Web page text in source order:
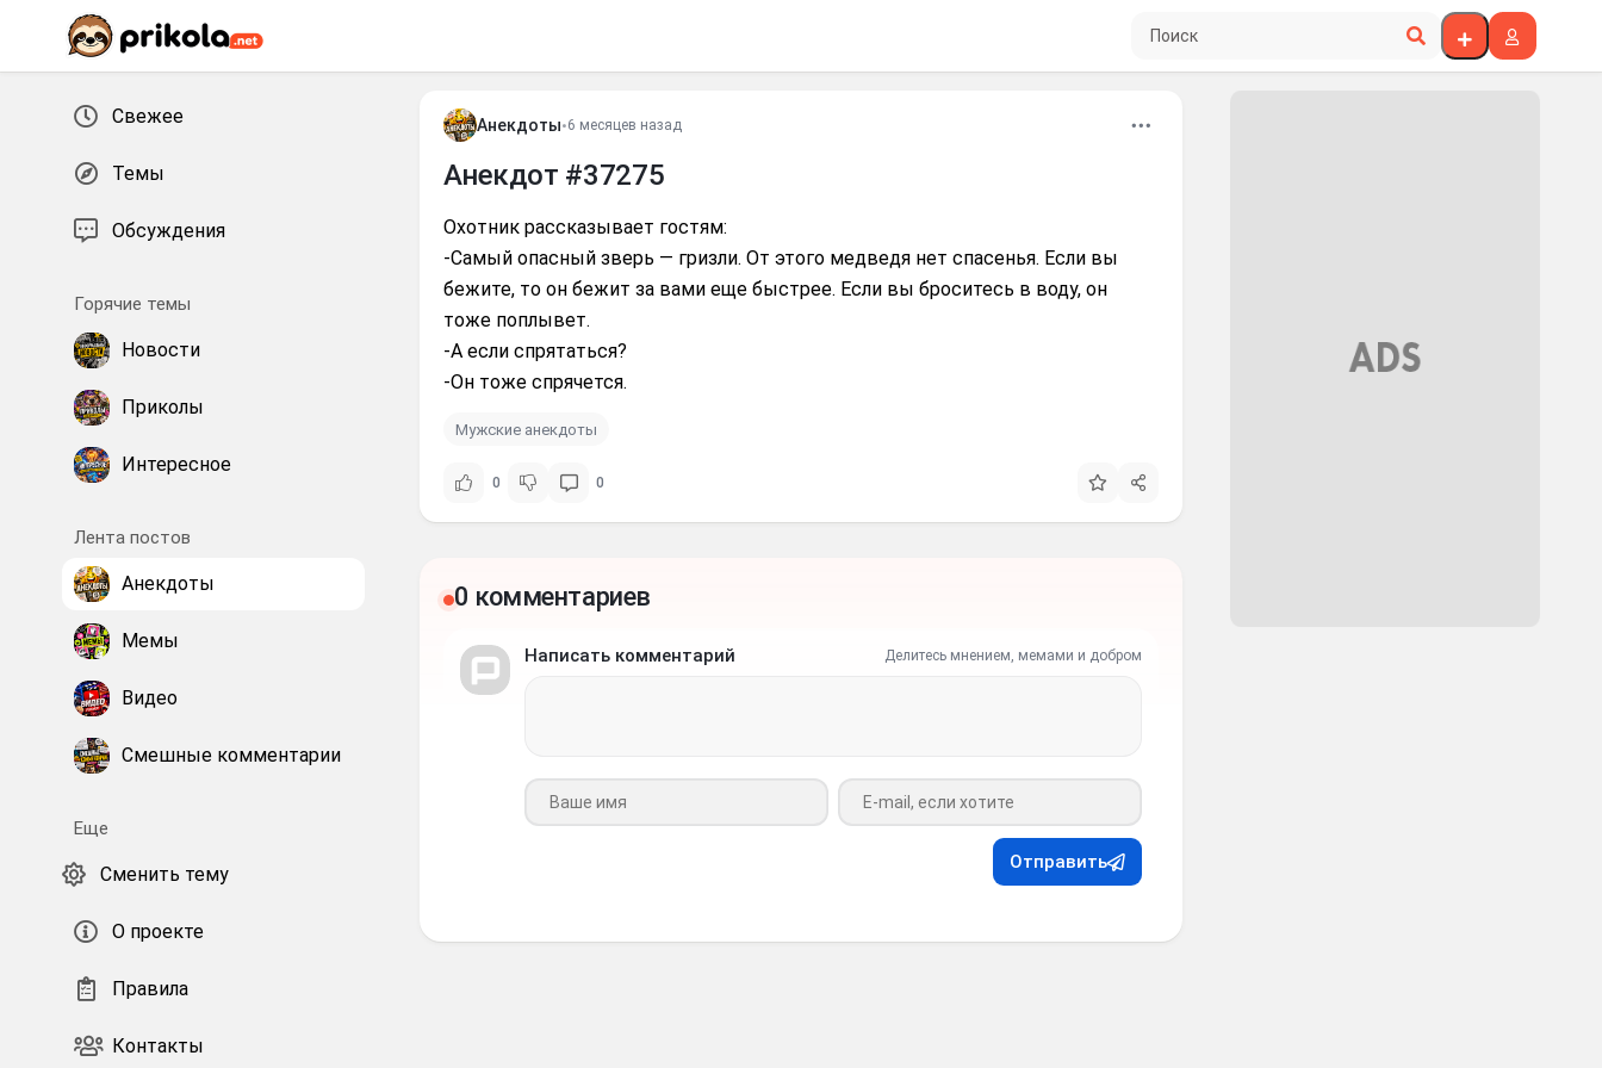
Перейти к контенту
Поиск по сайту
Свежее
Темы
Обсуждения
Горячие темы
Новости
Приколы
Интересное
Лента постов
Анекдоты
Мемы
Видео
Смешные комментарии
Еще
Сменить тему
О проекте
Правила
Контакты
Анекдоты•6 месяцев назад
Анекдот #37275
Охотник рассказывает гостям:
-Самый опасный зверь — гризли. От этого медведя нет спасенья. Если вы
бежите, то он бежит за вами еще быстрее. Если вы броситесь в воду, он
тоже поплывет.
-А если спрятаться?
-Он тоже спрячется.
Мужские анекдоты
0 0
0 комментариев
Написать комментарий Делитесь мнением, мемами и добром
Ваше имя Ваш e-mail
Отправить